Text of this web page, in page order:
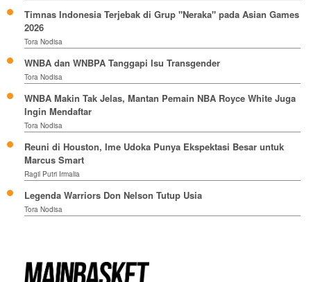
Timnas Indonesia Terjebak di Grup "Neraka" pada Asian Games
2026
Tora Nodisa
WNBA dan WNBPA Tanggapi Isu Transgender
Tora Nodisa
WNBA Makin Tak Jelas, Mantan Pemain NBA Royce White Juga
Ingin Mendaftar
Tora Nodisa
Reuni di Houston, Ime Udoka Punya Ekspektasi Besar untuk
Marcus Smart
Ragil Putri Irmalia
Legenda Warriors Don Nelson Tutup Usia
Tora Nodisa